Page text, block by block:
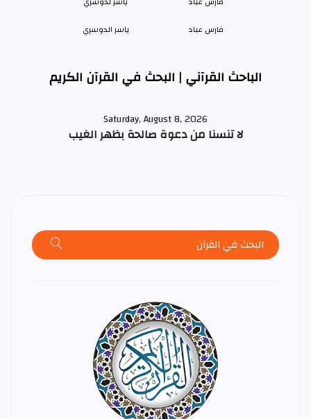
فارس عباد ياسر الدوسري
الباحث القرآني | البحث في القرآن الكريم
Saturday, August 8, 2026
لا تنسنا من دعوة صالحة بظهر الغيب